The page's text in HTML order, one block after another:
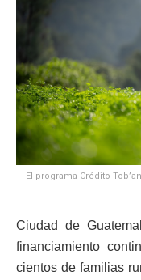
El programa Crédito
Ciudad de
financiamiento
cientos de familias